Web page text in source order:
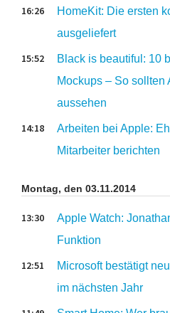
HomeKit: Die ersten
ausgeliefert
16:26
Black is beautiful: 10
Mockups – So sollten
aussehen
15:52
Arbeiten bei Apple:
Mitarbeiter berichten
14:18
Montag, den 03.11.2014
Apple Watch:
Funktion
13:30
Microsoft bestätigt
im nächsten Jahr
12:51